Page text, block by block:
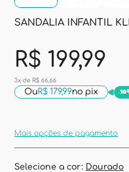
SANDALIA INFANTIL
R$ 199,99
3x de R$ 66,66
OuR$ 179,99no pix -
Mais opções de pagamento
Selecione a cor: Dourado